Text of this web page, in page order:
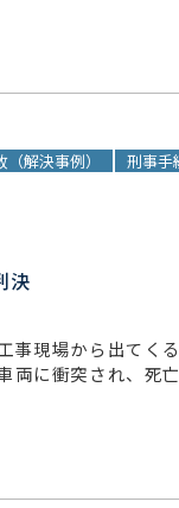
解決事例） 刑事手
決
事現場から出てく
両に衝突され、死